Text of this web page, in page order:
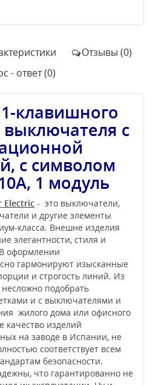
Отзывы (0)
- ответ (0)
клавишного
с
с символом
1 модуль
Electric - это выключатели,
и другие элементы
класса. Внешне изделия
элегантности, стиля и
оформлении
гармонируют изысканные
и строгость линий. Из
подобрать
и с выключателями и
жилого дома или офисного
изделий
на заводе в Испании, не
соответствует всем
безопасности.
что гарантированно не